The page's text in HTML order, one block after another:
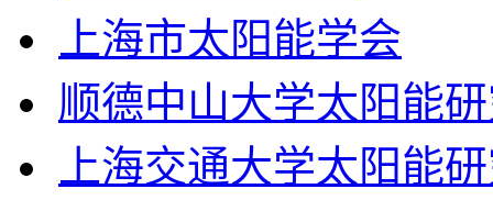
上海市太阳能学会
顺德中山大学太阳能
上海交通大学太阳能